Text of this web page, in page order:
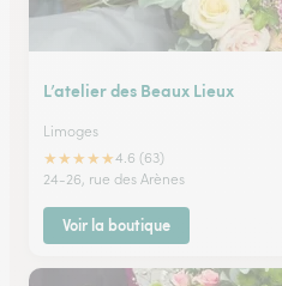
L’atelier des Beaux Lieux
Limoges
★★★★★4.6 (63)
24-26, rue des Arènes
Voir la boutique